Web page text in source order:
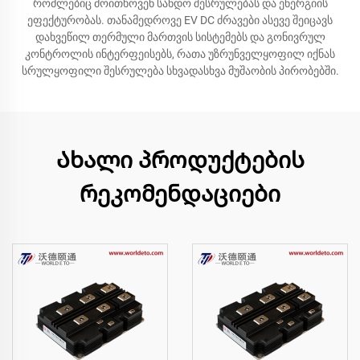
რომლებიც მოითხოვენ სანდო შესრულებას და ენერგიის
ეფექტურობას. თანამედროვე EV DC ძრავები ასევე შეიცავს
დახვეწილ თერმული მართვის სისტემებს და გონივრულ
კონტროლის ინტერფეისებს, რათა უზრუნველყოფილ იქნას
სრულყოფილი შესრულება სხვადასხვა მუშაობის პირობებში.
Ახალი პროდუქტების
რეკომენდაციები